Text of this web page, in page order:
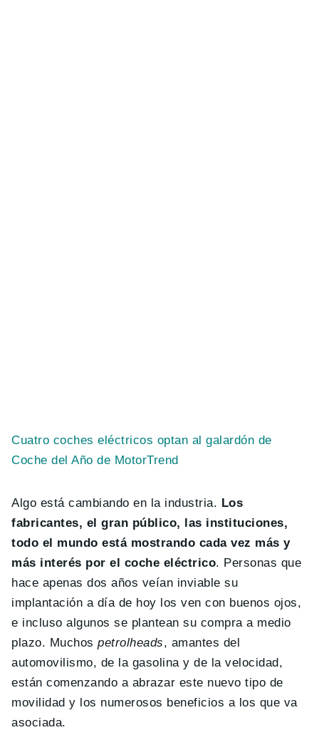
Cuatro coches eléctricos optan al galardón de
Coche del Año de MotorTrend
Algo está cambiando en la industria. Los
fabricantes, el gran público, las instituciones,
todo el mundo está mostrando cada vez más y
más interés por el coche eléctrico. Personas que
hace apenas dos años veían inviable su
implantación a día de hoy los ven con buenos ojos,
e incluso algunos se plantean su compra a medio
plazo. Muchospetrolheads, amantes del
automovilismo, de la gasolina y de la velocidad,
están comenzando a abrazar este nuevo tipo de
movilidad y los numerosos beneficios a los que va
asociada.